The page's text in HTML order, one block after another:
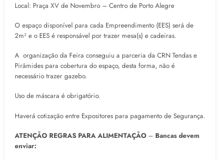
Local: Praça XV de Novembro – Centro de Porto Alegre
O espaço disponível para cada Empreendimento (EES) será de
2m² e o EES é responsável por trazer mesa(s) e cadeiras.
A organização da Feira conseguiu a parceria da CRN Tendas e
Pirâmides para cobertura do espaço, desta forma, não é
necessário trazer gazebo.
Uso de máscara é obrigatório.
Haverá cotização entre Expositores para pagamento de Segurança.
ATENÇÃO REGRAS PARA ALIMENTAÇÃO – Bancas devem
enviar: